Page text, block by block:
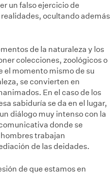
un falso ejercicio de
ocultando además
de la naturaleza y los
colecciones, zoológicos o
el momento mismo de su
se convierten en
En el caso de los
sabiduría se da en el lugar,
diálogo muy intenso con la
donde se
trabajan
de las deidades.
de que estamos en